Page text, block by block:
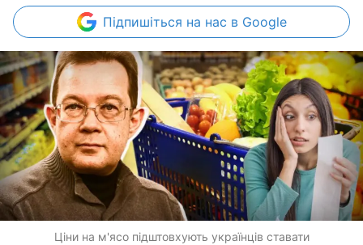
Підпишіться на нас в Google
Ціни на м'ясо підштовхують українців ставати